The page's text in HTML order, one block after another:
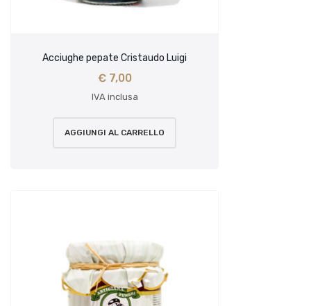
Acciughe pepate Cristaudo Luigi
€7,00
IVA inclusa
AGGIUNGI AL CARRELLO